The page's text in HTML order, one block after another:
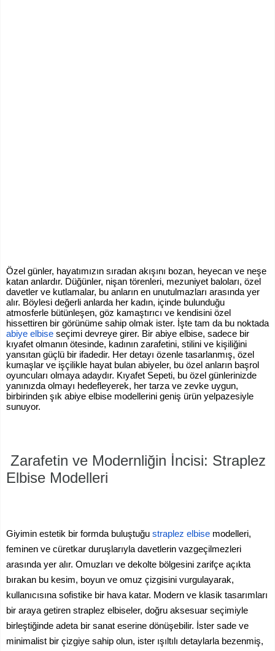
Özel günler, hayatımızın sıradan akışını bozan, heyecan ve neşe
katan anlardır. Düğünler, nişan törenleri, mezuniyet baloları, özel
davetler ve kutlamalar, bu anların en unutulmazları arasında yer
alır. Böylesi değerli anlarda her kadın, içinde bulunduğu
atmosferle bütünleşen, göz kamaştırıcı ve kendisini özel
hissettiren bir görünüme sahip olmak ister. İşte tam da bu noktada
abiye elbise seçimi devreye girer. Bir abiye elbise, sadece bir
kıyafet olmanın ötesinde, kadının zarafetini, stilini ve kişiliğini
yansıtan güçlü bir ifadedir. Her detayı özenle tasarlanmış, özel
kumaşlar ve işçilikle hayat bulan abiyeler, bu özel anların başrol
oyuncuları olmaya adaydır. Kıyafet Sepeti, bu özel günlerinizde
yanınızda olmayı hedefleyerek, her tarza ve zevke uygun,
birbirinden şık abiye elbise modellerini geniş ürün yelpazesiyle
sunuyor.
Zarafetin ve Modernliğin İncisi: Straplez
Elbise Modelleri
Giyimin estetik bir formda buluştuğu straplez elbise modelleri,
feminen ve cüretkar duruşlarıyla davetlerin vazgeçilmezleri
arasında yer alır. Omuzları ve dekolte bölgesini zarifçe açıkta
bırakan bu kesim, boyun ve omuz çizgisini vurgulayarak,
kullanıcısına sofistike bir hava katar. Modern ve klasik tasarımları
bir araya getiren straplez elbiseler, doğru aksesuar seçimiyle
birleştiğinde adeta bir sanat eserine dönüşebilir. İster sade ve
minimalist bir çizgiye sahip olun, ister ışıltılı detaylarla bezenmiş,